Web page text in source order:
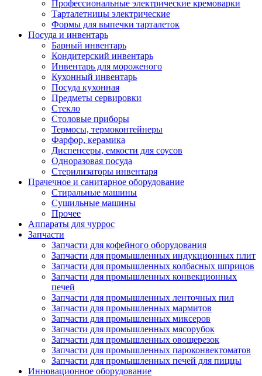
Профессиональные электрические кремоварки
Тарталетницы электрические
Формы для выпечки тарталеток
Посуда и инвентарь
Барный инвентарь
Кондитерский инвентарь
Инвентарь для мороженого
Кухонный инвентарь
Посуда кухонная
Предметы сервировки
Стекло
Столовые приборы
Термосы, термоконтейнеры
Фарфор, керамика
Диспенсеры, емкости для соусов
Одноразовая посуда
Стерилизаторы инвентаря
Прачечное и санитарное оборудование
Стиральные машины
Сушильные машины
Прочее
Аппараты для чуррос
Запчасти
Запчасти для кофейного оборудования
Запчасти для промышленных индукционных плит
Запчасти для промышленных колбасных шприцов
Запчасти для промышленных конвекционных
печей
Запчасти для промышленных ленточных пил
Запчасти для промышленных мармитов
Запчасти для промышленных миксеров
Запчасти для промышленных мясорубок
Запчасти для промышленных овощерезок
Запчасти для промышленных пароконвектоматов
Запчасти для промышленных печей для пиццы
Инновационное оборудование